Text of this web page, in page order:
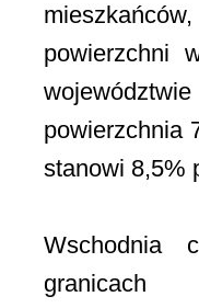
powierzchni
powierzchnia
stanowi 8,5%
Wschodnia
granicach